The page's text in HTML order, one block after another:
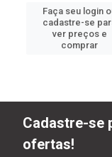
Faça seu login
cadastre-se
ver preços e
comprar
Cadastre-se
ofertas!